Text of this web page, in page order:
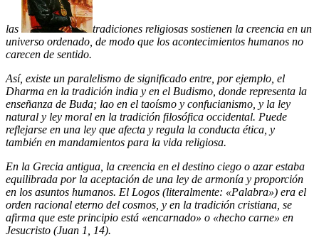
las
tradiciones religiosas sostienen la creencia en un
universo ordenado, de modo que los acontecimientos humanos no
carecen de sentido.
Así, existe un paralelismo de significado entre, por ejemplo, el
Dharma en la tradición india y en el Budismo, donde representa la
enseñanza de Buda; lao en el taoísmo y confucianismo, y la ley
natural y ley moral en la tradición filosófica occidental. Puede
reflejarse en una ley que afecta y regula la conducta ética, y
también en mandamientos para la vida religiosa.
En la Grecia antigua, la creencia en el destino ciego o azar estaba
equilibrada por la aceptación de una ley de armonía y proporción
en los asuntos humanos. El Logos (literalmente: «Palabra») era el
orden racional eterno del cosmos, y en la tradición cristiana, se
afirma que este principio está «encarnado» o «hecho carne» en
Jesucristo (Juan 1, 14).